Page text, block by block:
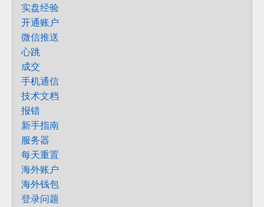
实盘经验
开通账户
微信推送
心跳
成交
手机通信
技术文档
报错
新手指南
服务器
每天重置
海外账户
海外钱包
登录问题